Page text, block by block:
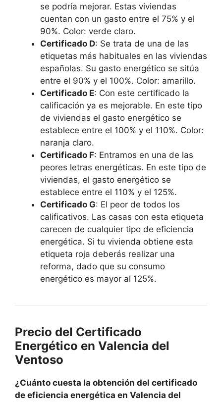
se podría mejorar. Estas viviendas
cuentan con un gasto entre el 75% y el
90%. Color: verde claro.
Certificado D: Se trata de una de las
etiquetas más habituales en las viviendas
españolas. Su gasto energético se sitúa
entre el 90% y el 100%. Color: amarillo.
Certificado E: Con este certificado la
calificación ya es mejorable. En este tipo
de viviendas el gasto energético se
establece entre el 100% y el 110%. Color:
naranja claro.
Certificado F: Entramos en una de las
peores letras energéticas. En este tipo de
viviendas, el gasto energético se
establece entre el 110% y el 125%.
Certificado G: El peor de todos los
calificativos. Las casas con esta etiqueta
carecen de cualquier tipo de eficiencia
energética. Si tu vivienda obtiene esta
etiqueta roja deberás realizar una
reforma, dado que su consumo
energético es mayor al 125%.
Precio del Certificado
Energético en Valencia del
Ventoso
¿Cuánto cuesta la obtención del certificado
de eficiencia energética en Valencia del